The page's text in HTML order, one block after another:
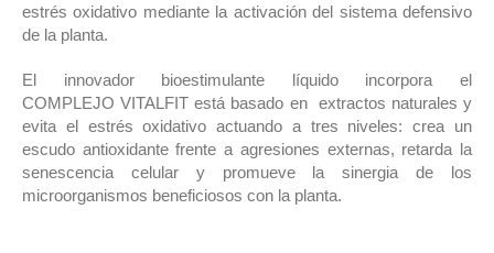
estrés oxidativo mediante la activación del sistema defensivo
de la planta.
El innovador bioestimulante líquido incorpora el
COMPLEJO VITALFIT está basado en extractos naturales y
evita el estrés oxidativo actuando a tres niveles: crea un
escudo antioxidante frente a agresiones externas, retarda la
senescencia celular y promueve la sinergia de los
microorganismos beneficiosos con la planta.